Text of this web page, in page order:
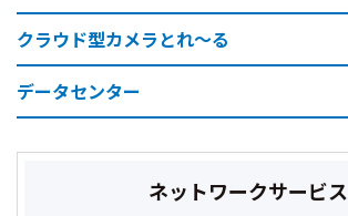
クラウド型カメラとれ～る
データセンター
ネットワークサービス